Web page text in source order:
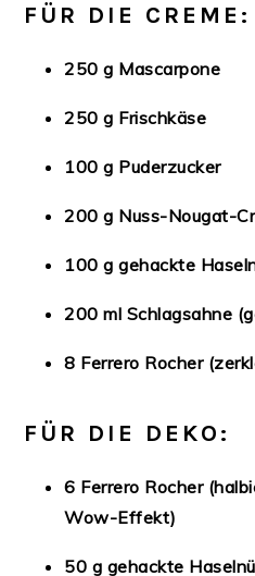
FÜR DIE CREME:
250 g Mascarpone
250 g Frischkäse
100 g Puderzucker
200 g Nuss-Nougat-
100 g gehackte
200 ml Schlagsahne
8 Ferrero Rocher
FÜR DIE DEKO:
6 Ferrero Rocher
Wow-Effekt)
50 g gehackte